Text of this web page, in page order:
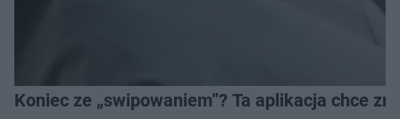
Koniec ze „swipowaniem”? Ta aplikacja chce